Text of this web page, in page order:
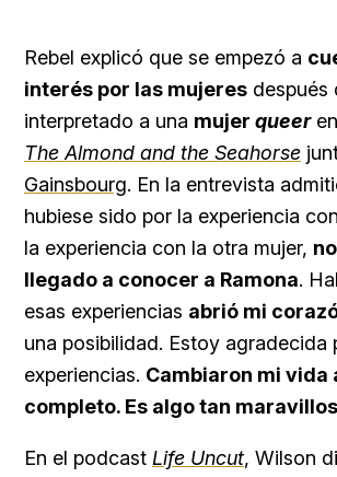
Rebel explicó que se empezó a
interés por las mujeres después
interpretado a una mujer queer
The Almond and the Seahorse
Gainsbourg. En la entrevista
hubiese sido por la experiencia
la experiencia con la otra mujer,
llegado a conocer a Ramona.
esas experiencias abrió mi
una posibilidad. Estoy agradecida
experiencias. Cambiaron mi vida
completo. Es algo tan
En el podcast Life Uncut, Wilson